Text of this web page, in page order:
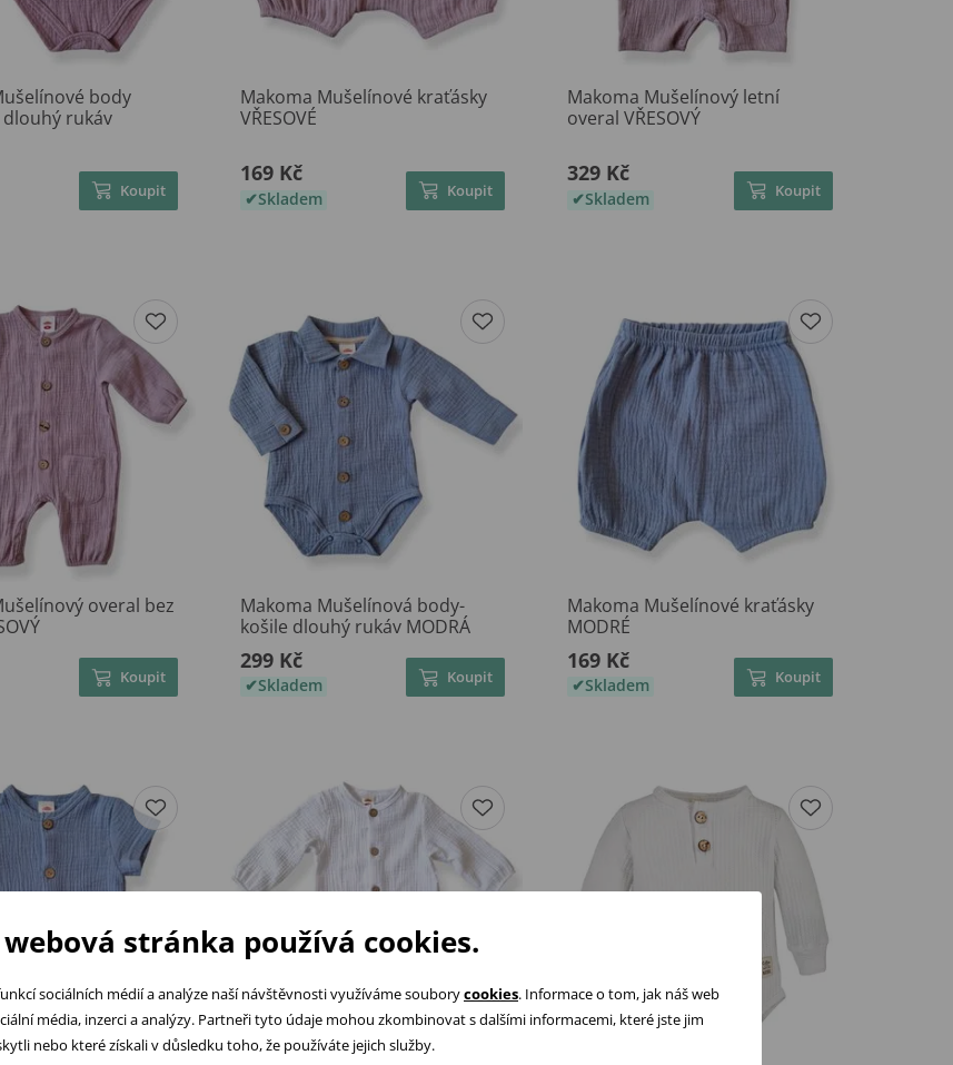
body
rukáv
Koupit
Makoma Mušelínové kraťásky
VŘESOVÉ
169 Kč
Skladem Koupit
Makoma Mušelínový letní
overal VŘESOVÝ
329 Kč
Skladem Koupit
overal bez
Koupit
Makoma Mušelínová body-
košile dlouhý rukáv MODRÁ
299 Kč
Skladem Koupit
Makoma Mušelínové kraťásky
MODRÉ
169 Kč
Skladem Koupit
stránka používá cookies.
sociálních médií a analýze naší návštěvnosti využíváme souborycookies. Informace o tom, jak náš web
média, inzerci a analýzy. Partneři tyto údaje mohou zkombinovat s dalšími informacemi, které jste jim
nebo které získali v důsledku toho, že používáte jejich služby.